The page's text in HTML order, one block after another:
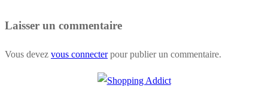
Laisser un commentaire
Vous devez vous connecterpour publier un commentaire.